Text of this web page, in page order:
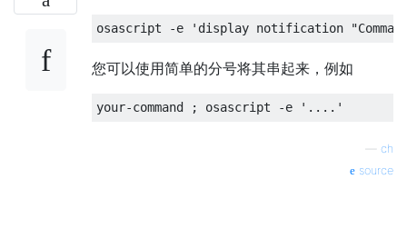
osascript -e 'display notification
您可以使用简单的分号将其串起来，例如
your-command ; osascript -e '....'
ch
source